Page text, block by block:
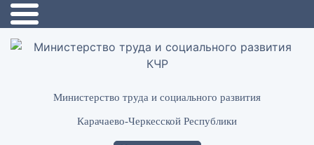
Министерство труда и социального развития
Карачаево-Черкесской Республики